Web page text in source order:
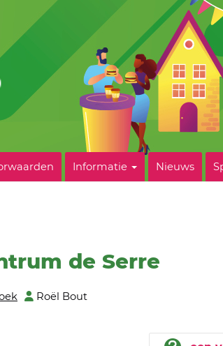
Informatie Nieuws
de Serre
Roël Bout